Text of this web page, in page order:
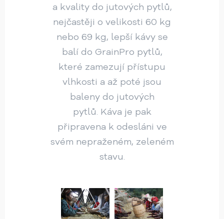
a kvality do jutových pytlů,
nejčastěji o velikosti 60 kg
nebo 69 kg, lepší kávy se
balí do GrainPro pytlů,
které zamezují přístupu
vlhkosti a až poté jsou
baleny do jutových
pytlů. Káva je pak
připravena k odesláni ve
svém nepraženém, zeleném
stavu.